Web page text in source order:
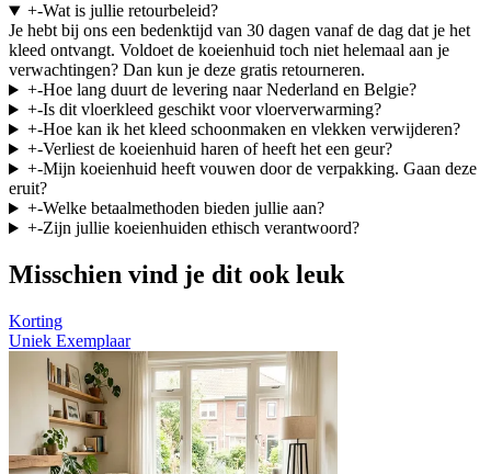
+-Wat is jullie retourbeleid?
Je hebt bij ons een bedenktijd van 30 dagen vanaf de dag dat je het
kleed ontvangt. Voldoet de koeienhuid toch niet helemaal aan je
verwachtingen? Dan kun je deze gratis retourneren.
+-Hoe lang duurt de levering naar Nederland en Belgie?
+-Is dit vloerkleed geschikt voor vloerverwarming?
+-Hoe kan ik het kleed schoonmaken en vlekken verwijderen?
+-Verliest de koeienhuid haren of heeft het een geur?
+-Mijn koeienhuid heeft vouwen door de verpakking. Gaan deze
eruit?
+-Welke betaalmethoden bieden jullie aan?
+-Zijn jullie koeienhuiden ethisch verantwoord?
Misschien vind je dit ook leuk
Korting
Uniek Exemplaar